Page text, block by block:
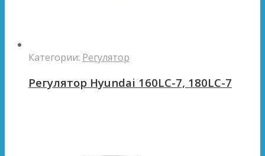
Категории: Регулятор
Регулятор Hyundai 160LC-7, 180LC-7